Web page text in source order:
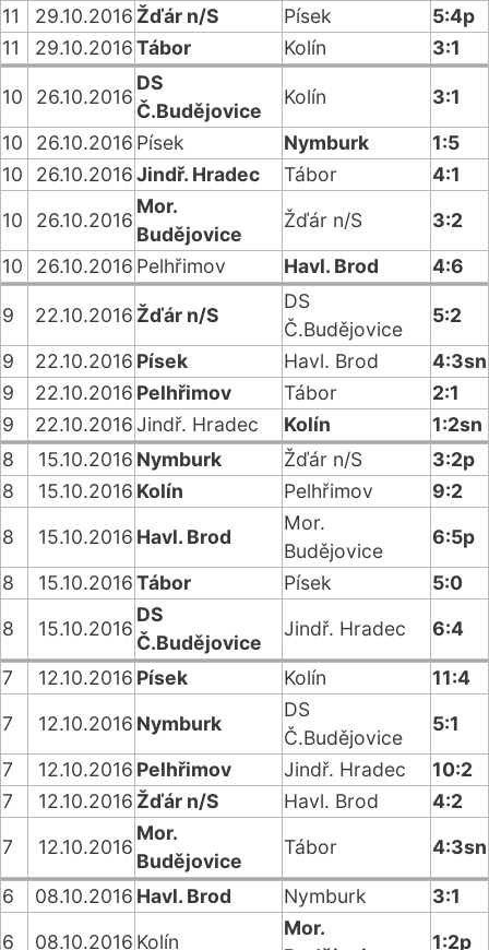
11
29.10.2016 Žďár n/S Písek
5:4p
11
29.10.2016Tábor Kolín 3:1
10 26.10.2016
DS
Č.Budějovice
Kolín
3:1
10
26.10.2016 Písek Nymburk
1:5
10
26.10.2016Jindř. Hradec Tábor
4:1
10
26.10.2016
Mor.
Budějovice
Žďár n/S
3:2
10
26.10.2016 Pelhřimov Havl. Brod 4:6
9 22.10.2016 Žďár n/S
DS
Č.Budějovice
5:2
9
22.10.2016 Písek Havl. Brod
4:3sn
9
22.10.2016 Pelhřimov Tábor
2:1
9
22.10.2016Jindř. Hradec Kolín
1:2sn
8
15.10.2016 Nymburk Žďár n/S
3:2p
8
15.10.2016 Kolín Pelhřimov
9:2
8
15.10.2016 Havl. Brod
Mor.
Budějovice
6:5p
8
15.10.2016Tábor Písek
5:0
8
15.10.2016
DS
Č.Budějovice
Jindř. Hradec 6:4
7 12.10.2016 Písek Kolín
11:4
7
12.10.2016 Nymburk
DS
Č.Budějovice
5:1
7
12.10.2016 Pelhřimov Jindř. Hradec
10:2
7
12.10.2016 Žďár n/S Havl. Brod
4:2
7
12.10.2016
Mor.
Budějovice
Tábor 4:3sn
6 08.10.2016 Havl. Brod Nymburk
3:1
6
08.10.2016 Kolín
Mor.
1:2p